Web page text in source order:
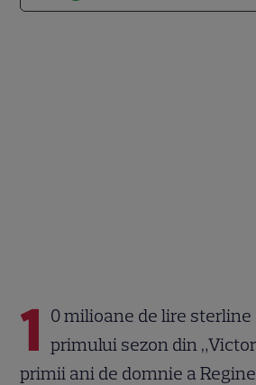
1 0 milioane de lire
primului sezon din
primii ani de domnie a